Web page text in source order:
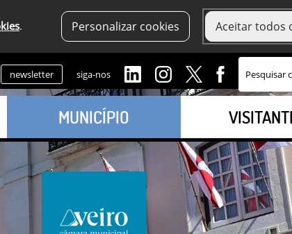
. Personalizar cookies Aceitar todos
newsletter siga-nos
MUNICÍPIO